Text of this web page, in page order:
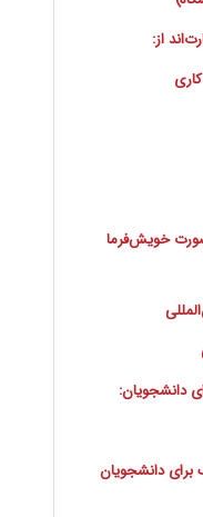
خویش‌فرما
برای دانشجویان